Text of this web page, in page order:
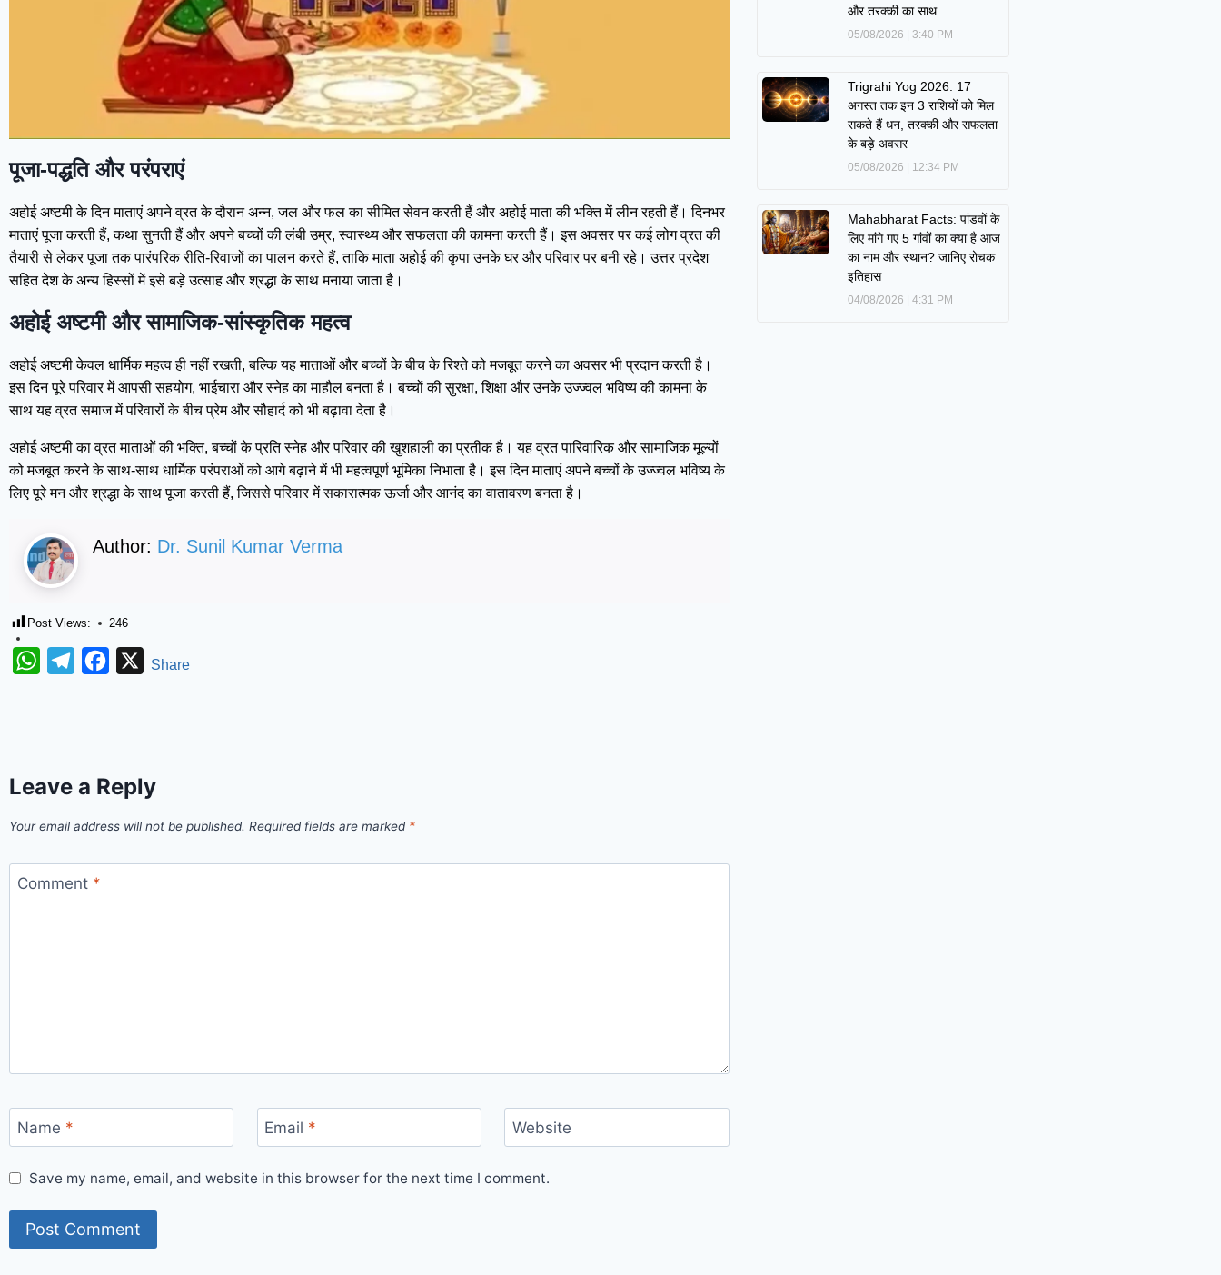
पूजा-पद्धति और परंपराएं
अहोई अष्टमी के दिन माताएं अपने व्रत के दौरान अन्न, जल और फल का सीमित सेवन करती हैं और अहोई माता की भक्ति में लीन रहती हैं। दिनभर
माताएं पूजा करती हैं, कथा सुनती हैं और अपने बच्चों की लंबी उम्र, स्वास्थ्य और सफलता की कामना करती हैं। इस अवसर पर कई लोग व्रत की
तैयारी से लेकर पूजा तक पारंपरिक रीति-रिवाजों का पालन करते हैं, ताकि माता अहोई की कृपा उनके घर और परिवार पर बनी रहे। उत्तर प्रदेश
सहित देश के अन्य हिस्सों में इसे बड़े उत्साह और श्रद्धा के साथ मनाया जाता है।
अहोई अष्टमी और सामाजिक-सांस्कृतिक महत्व
अहोई अष्टमी केवल धार्मिक महत्व ही नहीं रखती, बल्कि यह माताओं और बच्चों के बीच के रिश्ते को मजबूत करने का अवसर भी प्रदान करती है।
इस दिन पूरे परिवार में आपसी सहयोग, भाईचारा और स्नेह का माहौल बनता है। बच्चों की सुरक्षा, शिक्षा और उनके उज्ज्वल भविष्य की कामना के
साथ यह व्रत समाज में परिवारों के बीच प्रेम और सौहार्द को भी बढ़ावा देता है।
अहोई अष्टमी का व्रत माताओं की भक्ति, बच्चों के प्रति स्नेह और परिवार की खुशहाली का प्रतीक है। यह व्रत पारिवारिक और सामाजिक मूल्यों
को मजबूत करने के साथ-साथ धार्मिक परंपराओं को आगे बढ़ाने में भी महत्वपूर्ण भूमिका निभाता है। इस दिन माताएं अपने बच्चों के उज्ज्वल भविष्य के
लिए पूरे मन और श्रद्धा के साथ पूजा करती हैं, जिससे परिवार में सकारात्मक ऊर्जा और आनंद का वातावरण बनता है।
Author: Dr. Sunil Kumar Verma
Post Views: 246
WhatsAppTelegramFacebook
XShare
Leave a Reply
Your email address will not be published. Required fields are marked *
Comment *
Name * Email * Website
Save my name, email, and website in this browser for the next time I comment.
और तरक्की का साथ
05/08/2026 3:40 PM
Trigrahi Yog 2026: 17
अगस्त तक इन 3 राशियों को मिल
सकते हैं धन, तरक्की और सफलता
के बड़े अवसर
05/08/2026 12:34 PM
Mahabharat Facts: पांडवों के
लिए मांगे गए 5 गांवों का क्या है आज
का नाम और स्थान? जानिए रोचक
इतिहास
04/08/2026 4:31 PM